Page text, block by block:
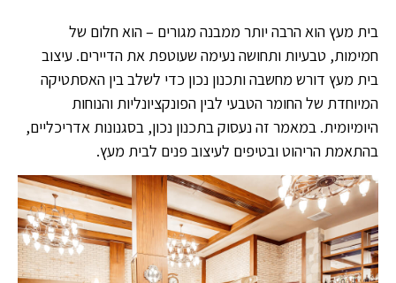
בית מעץ הוא הרבה יותר ממבנה מגורים – הוא חלום של
חמימות, טבעיות ותחושה נעימה שעוטפת את הדיירים. עיצוב
בית מעץ דורש מחשבה ותכנון נכון כדי לשלב בין האסתטיקה
המיוחדת של החומר הטבעי לבין הפונקציונליות והנוחות
היומיומית. במאמר זה נעסוק בתכנון נכון, בסגנונות אדריכליים,
בהתאמת הריהוט ובטיפים לעיצוב פנים לבית מעץ.